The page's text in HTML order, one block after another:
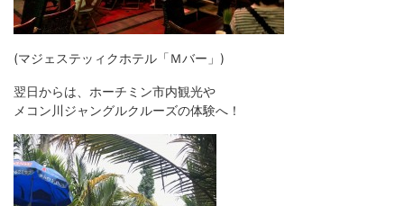
(マジェステッィクホテル「Ｍバー」)
翌日からは、ホーチミン市内観光や
メコン川ジャングルクルーズの体験へ！